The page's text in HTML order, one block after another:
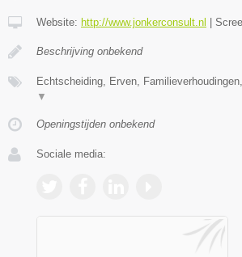
Website: http://www.jonkerconsult.nl
Beschrijving onbekend
Echtscheiding, Erven,
▼
Openingstijden onbekend
Sociale media: